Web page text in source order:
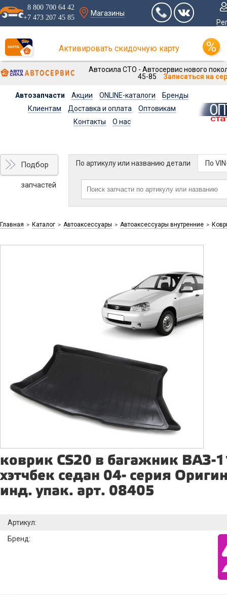
8 800 700 64 42
+7 473 207 45 85
Магазины
Активировать скидочную карту
Автосила СТО - Автосервис нового
45-85
Записаться на
Автозапчасти Акции ONLINE-каталоги
Бренды
Клиентам
Доставка и оплата
Оптовикам
Контакты
О нас
Подбор
запчастей
По артикулу или названию детали По
Главная > Каталог > Автоаксессуары > Автоаксессуары внутренние >
коврик CS20 в багажник ВАЗ-
хэтчбек седан 04- серия
инд. упак. арт. 08405
Артикул:
Бренд: